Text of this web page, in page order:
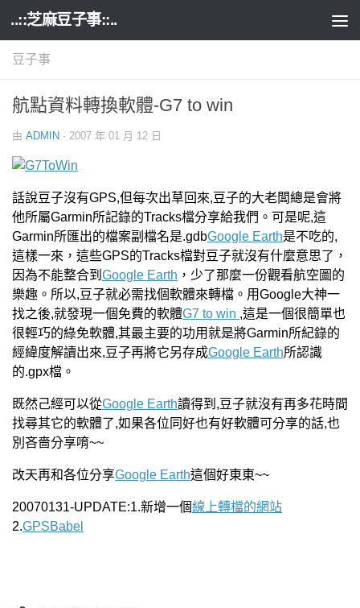
Skip to content
..::芝麻豆子事::..
豆子事
航點資料轉換軟體-G7 to win
由 ADMIN · 2007 年 01 月 12 日
話說豆子沒有GPS,但每次出草回來,豆子的大老闆總是會將
他所屬Garmin所記錄的Tracks檔分享給我們。可是呢,這
Garmin所匯出的檔案副檔名是.gdbGoogle Earth是不吃的,
這樣一來，這些GPS的Tracks檔對豆子就沒有什麼意思了，
因為不能整合到 Google Earth ，少了那麼一份觀看航空圖的
樂趣。所以,豆子就必需找個軟體來轉檔。用Google大神一
找之後,就發現一個免費的軟體G7 to win ,這是一個很簡單也
很輕巧的綠免軟體,其最主要的功用就是將Garmin所紀錄的
經緯度解讀出來,豆子再將它另存成Google Earth所認識
的.gpx檔。
既然己經可以從Google Earth讀得到,豆子就沒有再多花時間
找尋其它的軟體了,如果各位同好也有好軟體可分享的話,也
別吝嗇分享唷~~
改天再和各位分享Google Earth這個好東東~~
20070131-UPDATE:1.新增一個線上轉檔的網站
2.GPSBabel